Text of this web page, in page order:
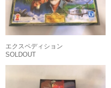
エクスペディション
SOLDOUT